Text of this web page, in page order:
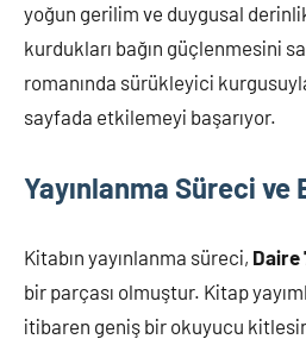
yoğun gerilim ve duygusal
kurdukları bağın güçlenmesini
romanında sürükleyici
sayfada etkilemeyi başarıyor.
Yayınlanma Süreci ve
Kitabın yayınlanma süreci, Daire
bir parçası olmuştur. Kitap
itibaren geniş bir okuyucu